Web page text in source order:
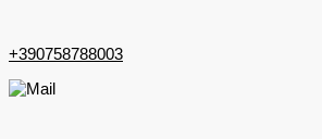
+390758788003